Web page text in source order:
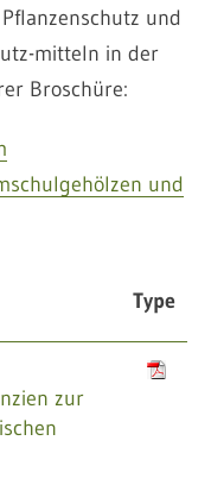
und
mitteln in der
Broschüre:
und
Type
zur